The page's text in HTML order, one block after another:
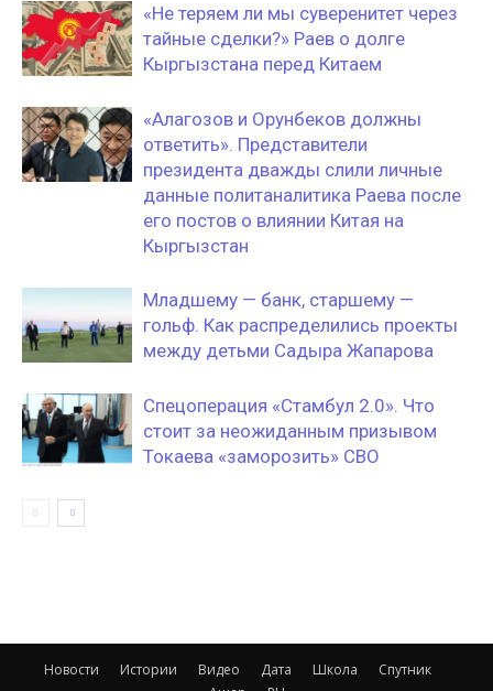
«Не теряем ли мы суверенитет через
тайные сделки?» Раев о долге
Кыргызстана перед Китаем
«Алагозов и Орунбеков должны
ответить». Представители
президента дважды слили личные
данные политаналитика Раева после
его постов о влиянии Китая на
Кыргызстан
Младшему — банк, старшему —
гольф. Как распределились проекты
между детьми Садыра Жапарова
Спецоперация «Стамбул 2.0». Что
стоит за неожиданным призывом
Токаева «заморозить» СВО
Новости Истории Видео Дата Школа
Спутник